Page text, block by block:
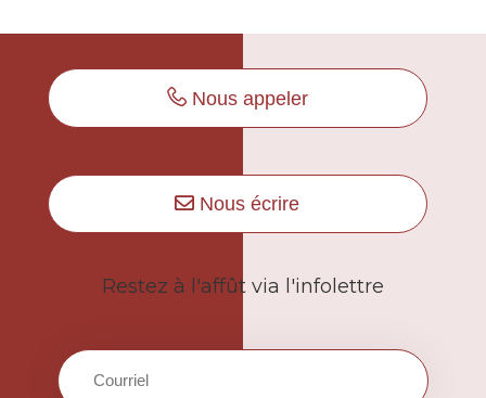
Nous appeler
Nous écrire
Restez à l'affût via l'infolettre